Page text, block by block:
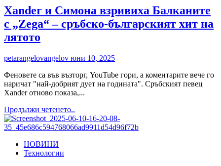
Xander и Симона взривиха Балканите
с „Zega“ – сръбско-българският хит на
лятото
petarangelovangelov юни 10, 2025
Феновете са във възторг, YouTube гори, а коментарите вече го
наричат "най-добрият дует на годината". Сръбският певец
Xander отново показа,...
Продължи четенето..
more
about
НОВИНИ
Технологии